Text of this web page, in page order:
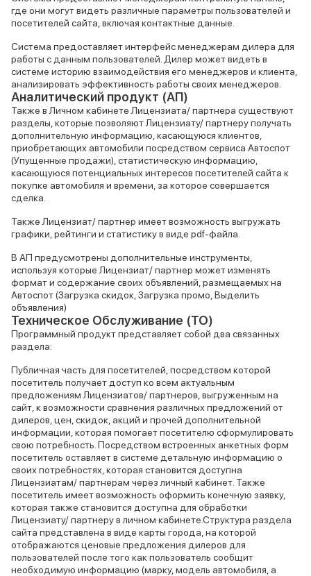
где они могут видеть различные параметры пользователей и
посетителей сайта, включая контактные данные.
Система предоставляет интерфейс менеджерам дилера для
работы с данным пользователей. Дилер может видеть в
системе историю взаимодействия его менеджеров и клиента,
анализировать эффективность работы своих менеджеров.
Аналитический продукт (АП)
Также в Личном кабинете Лицензиата/ партнера существуют
разделы, которые позволяют Лицензиату/ партнеру получать
дополнительную информацию, касающуюся клиентов,
приобретающих автомобили посредством сервиса Автоспот
(Упущенные продажи), статистическую информацию,
касающуюся потенциальных интересов посетителей сайта к
покупке автомобиля и времени, за которое совершается
сделка.
Также Лицензиат/ партнер имеет возможность выгружать
графики, рейтинги и статистику в виде pdf-файла.
В АП предусмотрены дополнительные инструменты,
используя которые Лицензиат/ партнер может изменять
формат и содержание своих объявлений, размещаемых на
Автоспот (Загрузка скидок, Загрузка промо, Выделить
объявления)
Техническое Обслуживание (ТО)
Программный продукт представляет собой два связанных
раздела:
Публичная часть для посетителей, посредством которой
посетитель получает доступ ко всем актуальным
предложениям Лицензиатов/ партнеров, выгруженным на
сайт, к возможности сравнения различных предложений от
дилеров, цен, скидок, акций и прочей дополнительной
информации, которая помогает посетителю сформулировать
свою потребность. Посредством встроенных анкетных форм
посетитель оставляет в системе детальную информацию о
своих потребностях, которая становится доступна
Лицензиатам/ партнерам через личный кабинет. Также
посетитель имеет возможность оформить конечную заявку,
которая также становится доступна для обработки
Лицензиату/ партнеру в личном кабинете.Структура раздела
сайта представлена в виде карты города, на которой
отображаются ценовые предложения дилеров для
пользователей после того как пользователь сообщит
необходимую информацию (марку, модель автомобиля, а